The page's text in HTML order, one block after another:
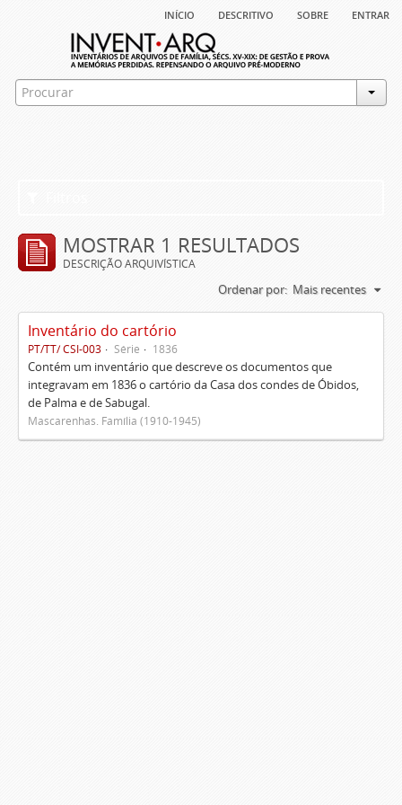
início descritivo sobre entrar
MOSTRAR 1 RESULTADOS
DESCRIÇÃO ARQUIVÍSTICA
Ordenar por: Mais recentes
Inventário do cartório
PT/TT/ CSI-003 Série 1836
Contém um inventário que descreve os documentos que
integravam em 1836 o cartório da Casa dos condes de Óbidos,
de Palma e de Sabugal.
Mascarenhas. Família (1910-1945)